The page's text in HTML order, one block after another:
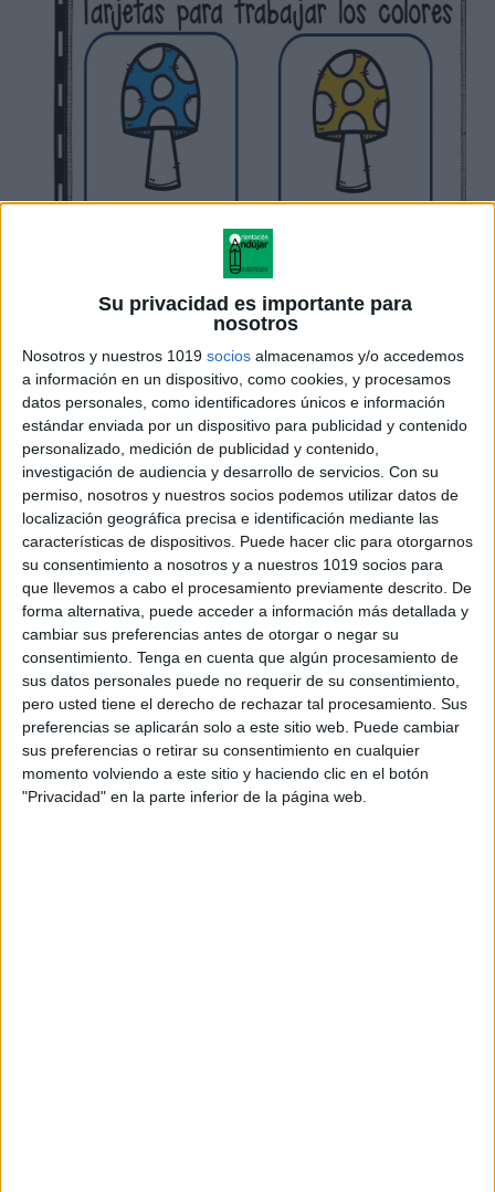
Su privacidad es importante para
nosotros
Nosotros y nuestros 1019 socios almacenamos y/o accedemos
a información en un dispositivo, como cookies, y procesamos
datos personales, como identificadores únicos e información
estándar enviada por un dispositivo para publicidad y contenido
personalizado, medición de publicidad y contenido,
investigación de audiencia y desarrollo de servicios. Con su
permiso, nosotros y nuestros socios podemos utilizar datos de
localización geográfica precisa e identificación mediante las
características de dispositivos. Puede hacer clic para otorgarnos
su consentimiento a nosotros y a nuestros 1019 socios para
que llevemos a cabo el procesamiento previamente descrito. De
forma alternativa, puede acceder a información más detallada y
cambiar sus preferencias antes de otorgar o negar su
consentimiento. Tenga en cuenta que algún procesamiento de
sus datos personales puede no requerir de su consentimiento,
pero usted tiene el derecho de rechazar tal procesamiento. Sus
preferencias se aplicarán solo a este sitio web. Puede cambiar
sus preferencias o retirar su consentimiento en cualquier
momento volviendo a este sitio y haciendo clic en el botón
"Privacidad" en la parte inferior de la página web.